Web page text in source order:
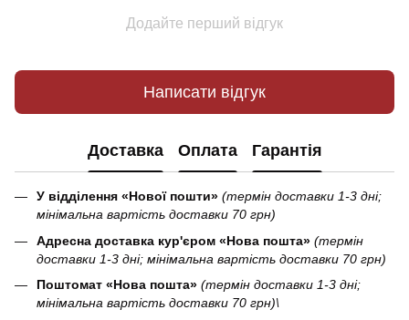
Додайте перший відгук
Написати відгук
Доставка Оплата Гарантія
У відділення «Нової пошти» (термін доставки 1-3 дні;
мінімальна вартість доставки 70 грн)
Адресна доставка кур'єром «Нова пошта» (термін
доставки 1-3 дні; мінімальна вартість доставки 70 грн)
Поштомат «Нова пошта» (термін доставки 1-3 дні;
мінімальна вартість доставки 70 грн)\